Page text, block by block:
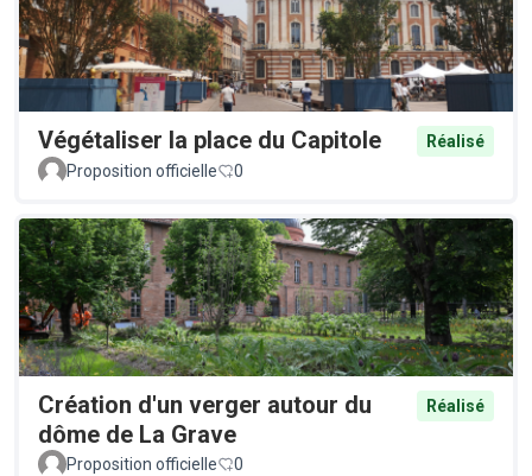
Végétaliser la place du Capitole
Réalisé
Proposition officielle
0
Création d'un verger autour du
dôme de La Grave
Réalisé
Proposition officielle 0